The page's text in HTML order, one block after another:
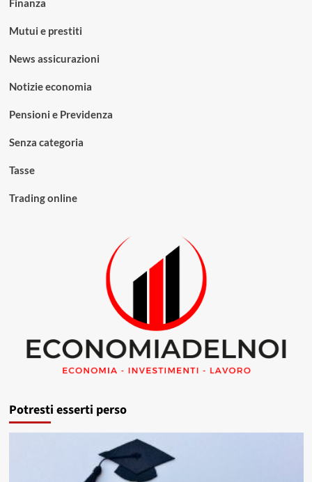
Finanza
Mutui e prestiti
News assicurazioni
Notizie economia
Pensioni e Previdenza
Senza categoria
Tasse
Trading online
Potresti esserti perso